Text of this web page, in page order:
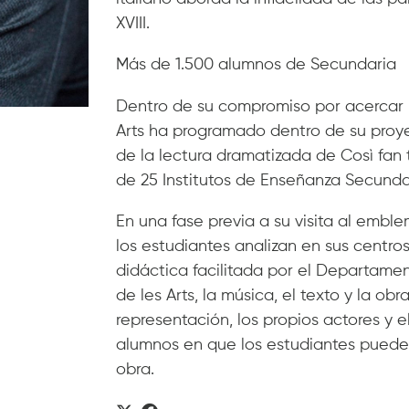
XVIII.
Más de 1.500 alumnos de Secundaria
Dentro de su compromiso por
Arts ha programado dentro de su
de la lectura dramatizada de Così fan
de 25 Institutos de Enseñanza
En una fase previa a su visita al
los estudiantes analizan en sus
didáctica facilitada por el
de les Arts, la música, el texto y la
representación, los propios actores y
alumnos en que los estudiantes
obra.